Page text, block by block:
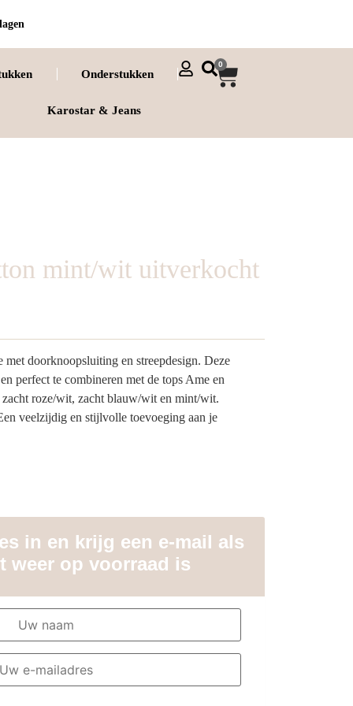
Onderstukken
Karostar & Jeans
0
mint/wit uitverkocht
met doorknoopsluiting en streepdesign. Deze
perfect te combineren met de tops Ame en
roze/wit, zacht blauw/wit en mint/wit.
veelzijdig en stijlvolle toevoeging aan je
in en krijg een e-mail als
weer op voorraad is